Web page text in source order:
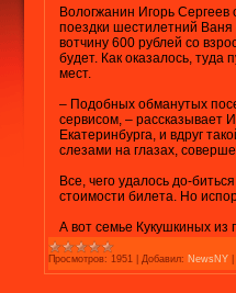
Вологжанин Игорь
поездки шестилетний Ваня
вотчину 600 рублей со
будет. Как оказалось, туда
мест.
– Подобных обманутых
сервисом, – рассказывает
Екатеринбурга, и вдруг
слезами на глазах,
Все, чего удалось до-
стоимости билета. Но
А вот семье Кукушкиных из
Просмотров: 1951 Добавил: NewsNY